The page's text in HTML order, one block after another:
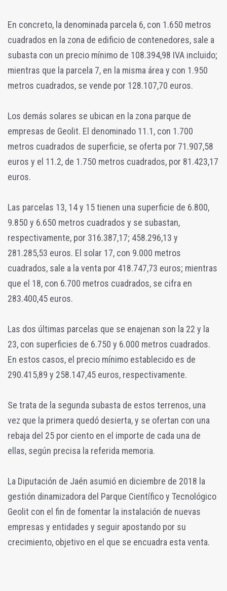
En concreto, la denominada parcela 6, con 1.650 metros
cuadrados en la zona de edificio de contenedores, sale a
subasta con un precio mínimo de 108.394,98 IVA incluido;
mientras que la parcela 7, en la misma área y con 1.950
metros cuadrados, se vende por 128.107,70 euros.
Los demás solares se ubican en la zona parque de
empresas de Geolit. El denominado 11.1, con 1.700
metros cuadrados de superficie, se oferta por 71.907,58
euros y el 11.2, de 1.750 metros cuadrados, por 81.423,17
euros.
Las parcelas 13, 14 y 15 tienen una superficie de 6.800,
9.850 y 6.650 metros cuadrados y se subastan,
respectivamente, por 316.387,17; 458.296,13 y
281.285,53 euros. El solar 17, con 9.000 metros
cuadrados, sale a la venta por 418.747,73 euros; mientras
que el 18, con 6.700 metros cuadrados, se cifra en
283.400,45 euros.
Las dos últimas parcelas que se enajenan son la 22 y la
23, con superficies de 6.750 y 6.000 metros cuadrados.
En estos casos, el precio mínimo establecido es de
290.415,89 y 258.147,45 euros, respectivamente.
Se trata de la segunda subasta de estos terrenos, una
vez que la primera quedó desierta, y se ofertan con una
rebaja del 25 por ciento en el importe de cada una de
ellas, según precisa la referida memoria.
La Diputación de Jaén asumió en diciembre de 2018 la
gestión dinamizadora del Parque Científico y Tecnológico
Geolit con el fin de fomentar la instalación de nuevas
empresas y entidades y seguir apostando por su
crecimiento, objetivo en el que se encuadra esta venta.